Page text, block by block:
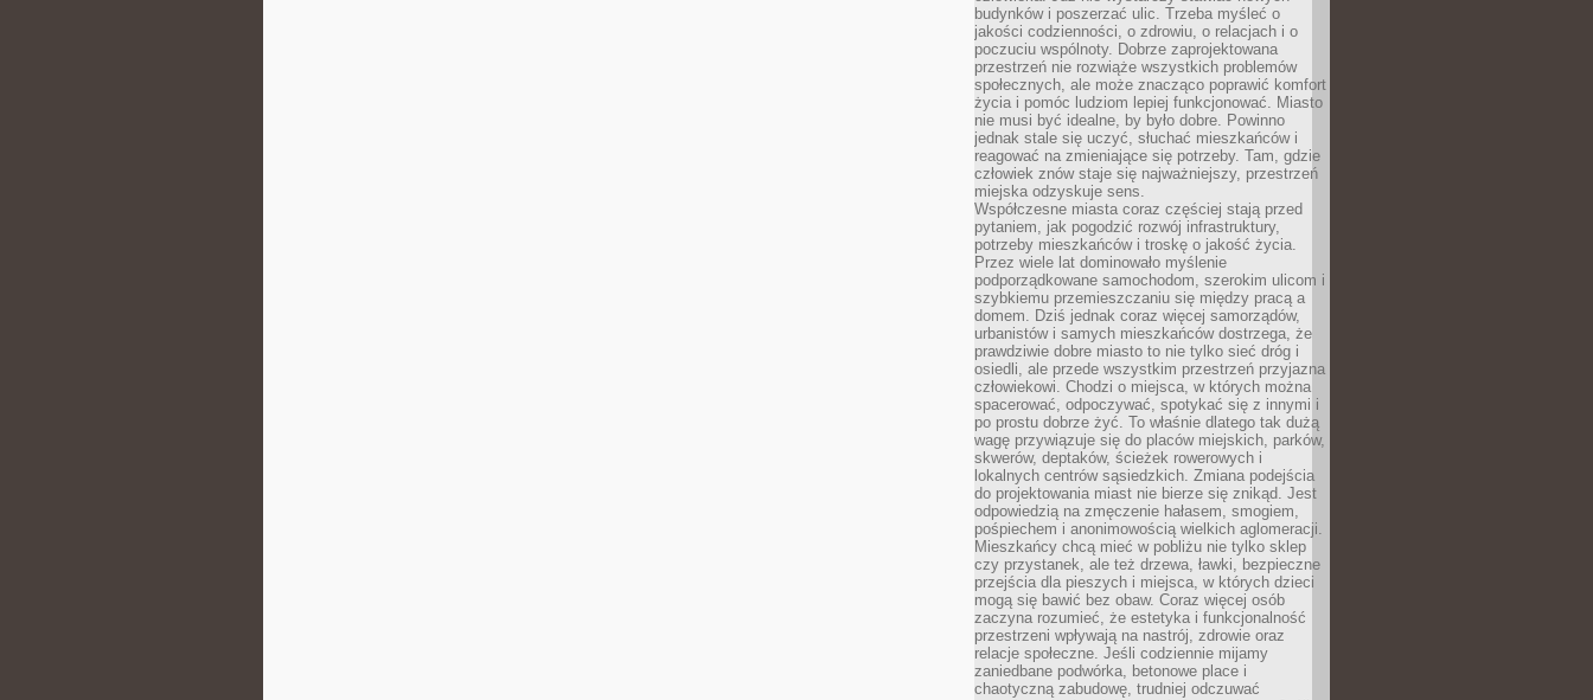
budynków i poszerzać ulic. Trzeba myśleć o
jakości codzienności, o zdrowiu, o relacjach i o
poczuciu wspólnoty. Dobrze zaprojektowana
przestrzeń nie rozwiąże wszystkich problemów
społecznych, ale może znacząco poprawić komfort
życia i pomóc ludziom lepiej funkcjonować. Miasto
nie musi być idealne, by było dobre. Powinno
jednak stale się uczyć, słuchać mieszkańców i
reagować na zmieniające się potrzeby. Tam, gdzie
człowiek znów staje się najważniejszy, przestrzeń
miejska odzyskuje sens.
Współczesne miasta coraz częściej stają przed
pytaniem, jak pogodzić rozwój infrastruktury,
potrzeby mieszkańców i troskę o jakość życia.
Przez wiele lat dominowało myślenie
podporządkowane samochodom, szerokim ulicom i
szybkiemu przemieszczaniu się między pracą a
domem. Dziś jednak coraz więcej samorządów,
urbanistów i samych mieszkańców dostrzega, że
prawdziwie dobre miasto to nie tylko sieć dróg i
osiedli, ale przede wszystkim przestrzeń przyjazna
człowiekowi. Chodzi o miejsca, w których można
spacerować, odpoczywać, spotykać się z innymi i
po prostu dobrze żyć. To właśnie dlatego tak dużą
wagę przywiązuje się do placów miejskich, parków,
skwerów, deptaków, ścieżek rowerowych i
lokalnych centrów sąsiedzkich. Zmiana podejścia
do projektowania miast nie bierze się znikąd. Jest
odpowiedzią na zmęczenie hałasem, smogiem,
pośpiechem i anonimowością wielkich aglomeracji.
Mieszkańcy chcą mieć w pobliżu nie tylko sklep
czy przystanek, ale też drzewa, ławki, bezpieczne
przejścia dla pieszych i miejsca, w których dzieci
mogą się bawić bez obaw. Coraz więcej osób
zaczyna rozumieć, że estetyka i funkcjonalność
przestrzeni wpływają na nastrój, zdrowie oraz
relacje społeczne. Jeśli codziennie mijamy
zaniedbane podwórka, betonowe place i
chaotyczną zabudowę, trudniej odczuwać